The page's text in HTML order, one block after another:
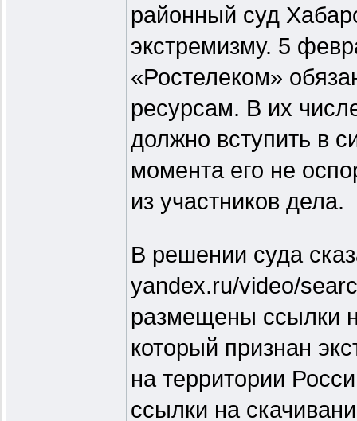
районный суд
экстремизму. 5
«Ростелеком»
ресурсам. В их
должно вступить в
момента его не
из участников дела.
В решении суда
yandex.ru/video/
размещены ссылки
который признан
на территории
ссылки на